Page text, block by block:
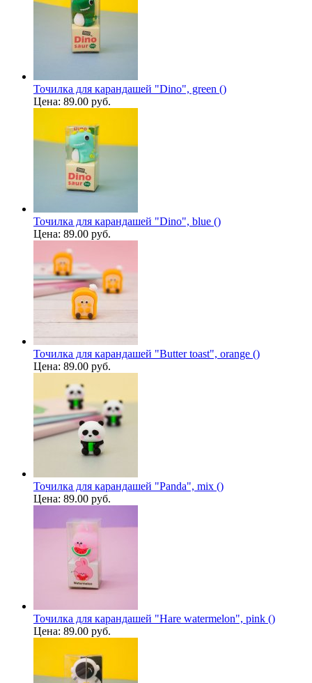
Точилка для карандашей "Dino", green ()
Цена: 89.00 руб.
Точилка для карандашей "Dino", blue ()
Цена: 89.00 руб.
Точилка для карандашей "Butter toast", orange ()
Цена: 89.00 руб.
Точилка для карандашей "Panda", mix ()
Цена: 89.00 руб.
Точилка для карандашей "Hare watermelon", pink ()
Цена: 89.00 руб.